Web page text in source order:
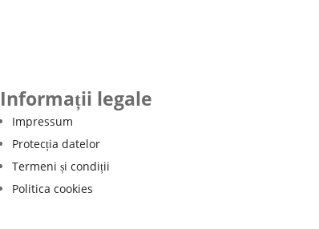
Informații legale
Impressum
Protecția datelor
Termeni și condiții
Politica cookies